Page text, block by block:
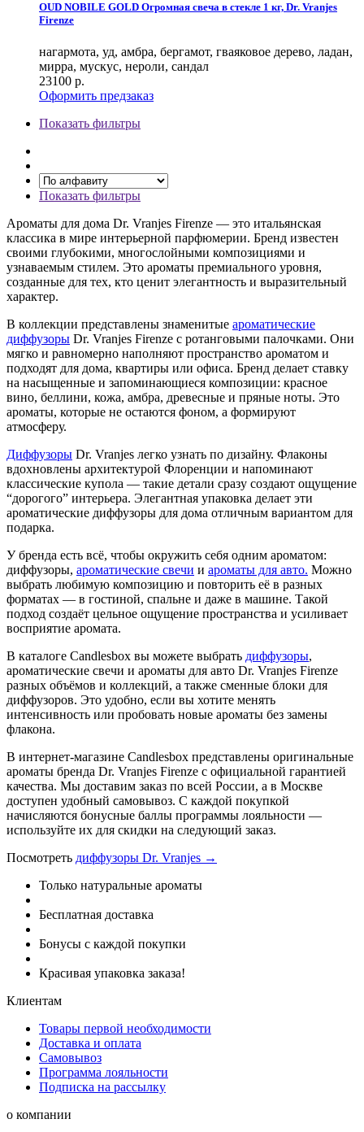
OUD NOBILE GOLD Огромная свеча в стекле 1 кг, Dr. Vranjes
Firenze
нагармота, уд, амбра, бергамот, гваяковое дерево, ладан,
мирра, мускус, нероли, сандал
23100 р.
Оформить предзаказ
Показать фильтры
Показать фильтры
Ароматы для дома Dr. Vranjes Firenze — это итальянская
классика в мире интерьерной парфюмерии. Бренд известен
своими глубокими, многослойными композициями и
узнаваемым стилем. Это ароматы премиального уровня,
созданные для тех, кто ценит элегантность и выразительный
характер.
В коллекции представлены знаменитые ароматические
диффузоры Dr. Vranjes Firenze с ротанговыми палочками. Они
мягко и равномерно наполняют пространство ароматом и
подходят для дома, квартиры или офиса. Бренд делает ставку
на насыщенные и запоминающиеся композиции: красное
вино, беллини, кожа, амбра, древесные и пряные ноты. Это
ароматы, которые не остаются фоном, а формируют
атмосферу.
Диффузоры Dr. Vranjes легко узнать по дизайну. Флаконы
вдохновлены архитектурой Флоренции и напоминают
классические купола — такие детали сразу создают ощущение
“дорогого” интерьера. Элегантная упаковка делает эти
ароматические диффузоры для дома отличным вариантом для
подарка.
У бренда есть всё, чтобы окружить себя одним ароматом:
диффузоры, ароматические свечи и ароматы для авто. Можно
выбрать любимую композицию и повторить её в разных
форматах — в гостиной, спальне и даже в машине. Такой
подход создаёт цельное ощущение пространства и усиливает
восприятие аромата.
В каталоге Candlesbox вы можете выбрать диффузоры,
ароматические свечи и ароматы для авто Dr. Vranjes Firenze
разных объёмов и коллекций, а также сменные блоки для
диффузоров. Это удобно, если вы хотите менять
интенсивность или пробовать новые ароматы без замены
флакона.
В интернет-магазине Candlesbox представлены оригинальные
ароматы бренда Dr. Vranjes Firenze с официальной гарантией
качества. Мы доставим заказ по всей России, а в Москве
доступен удобный самовывоз. С каждой покупкой
начисляются бонусные баллы программы лояльности —
используйте их для скидки на следующий заказ.
Посмотреть диффузоры Dr. Vranjes →
Только натуральные ароматы
Бесплатная доставка
Бонусы с каждой покупки
Красивая упаковка заказа!
Клиентам
Товары первой необходимости
Доставка и оплата
Самовывоз
Программа лояльности
Подписка на рассылку
о компании